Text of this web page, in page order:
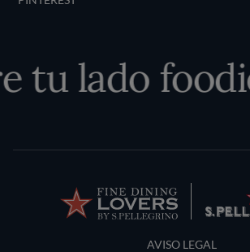
tu lado foodie
Terms and Conditions
AVISO LEGAL